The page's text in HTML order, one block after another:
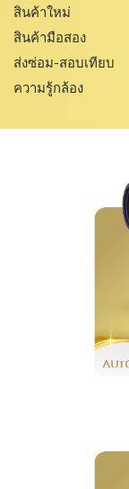
สินค้าใหม่
สินค้ามือสอง
ส่งซ่อม-สอบเทียบ
ความรู้กล้อง